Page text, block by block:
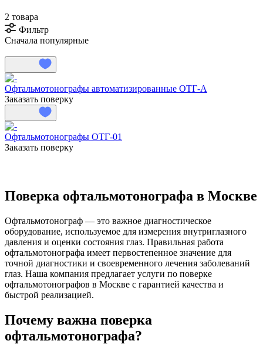
2 товара
Фильтр
Сначала популярные
Офтальмотонографы автоматизированные ОТГ-А
Заказать поверку
Офтальмотонографы ОТГ-01
Заказать поверку
Поверка офтальмотонографа в Москве
Офтальмотонограф — это важное диагностическое
оборудование, используемое для измерения внутриглазного
давления и оценки состояния глаз. Правильная работа
офтальмотонографа имеет первостепенное значение для
точной диагностики и своевременного лечения заболеваний
глаз. Наша компания предлагает услуги по поверке
офтальмотонографов в Москве с гарантией качества и
быстрой реализацией.
Почему важна поверка
офтальмотонографа?